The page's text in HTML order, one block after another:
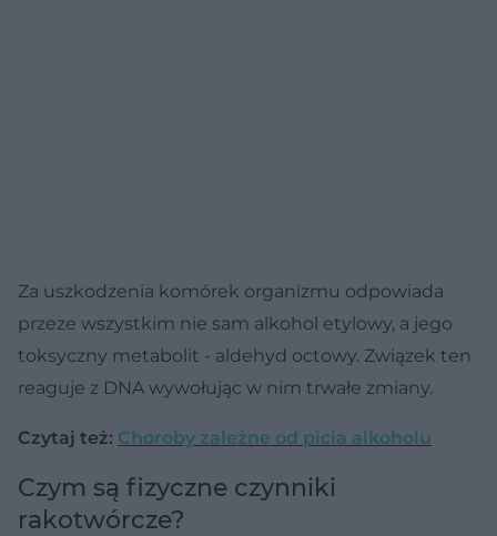
Za uszkodzenia komórek organizmu odpowiada
przeze wszystkim nie sam alkohol etylowy, a jego
toksyczny metabolit - aldehyd octowy. Związek ten
reaguje z DNA wywołując w nim trwałe zmiany.
Czytaj też: Choroby zależne od picia alkoholu
Czym są fizyczne czynniki
rakotwórcze?